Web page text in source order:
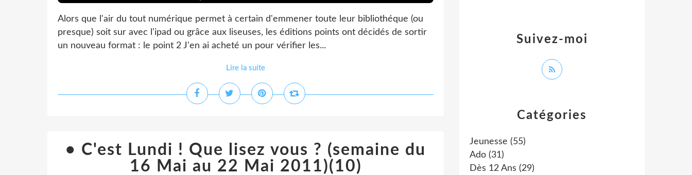
Alors que l'air du tout numérique permet à certain d'emmener toute leur bibliothéque (ou
presque) soit sur avec l'ipad ou grâce aux liseuses, les éditions points ont décidés de sortir
un nouveau format : le point 2 J'en ai acheté un pour vérifier les...
Lire la suite
• C'est Lundi ! Que lisez vous ? (semaine du
16 Mai au 22 Mai 2011)(10)
Catégories
Jeunesse (55)
Ado (31)
Dès 12 Ans (29)
Suivez-moi